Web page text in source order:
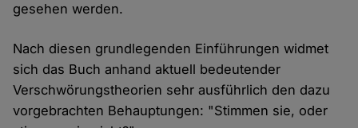
gesehen werden.
Nach diesen grundlegenden Einführungen widmet
sich das Buch anhand aktuell bedeutender
Verschwörungstheorien sehr ausführlich den dazu
vorgebrachten Behauptungen: "Stimmen sie, oder